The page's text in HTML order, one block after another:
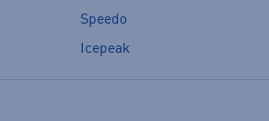
Speedo
Icepeak